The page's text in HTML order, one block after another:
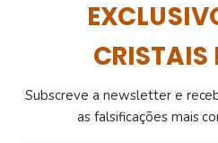
17Publicações
CRISTAIS
Subscreve a newsletter e
as falsificações mais